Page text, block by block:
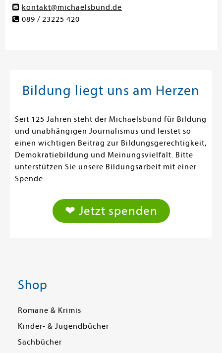
kontakt@michaelsbund.de
089 / 23225 420
Bildung liegt uns am Herzen
Seit 125 Jahren steht der Michaelsbund für Bildung
und unabhängigen Journalismus und leistet so
einen wichtigen Beitrag zur Bildungsgerechtigkeit,
Demokratiebildung und Meinungsvielfalt. Bitte
unterstützen Sie unsere Bildungsarbeit mit einer
Spende.
❤ Jetzt spenden
Shop
Romane & Krimis
Kinder- & Jugendbücher
Sachbücher